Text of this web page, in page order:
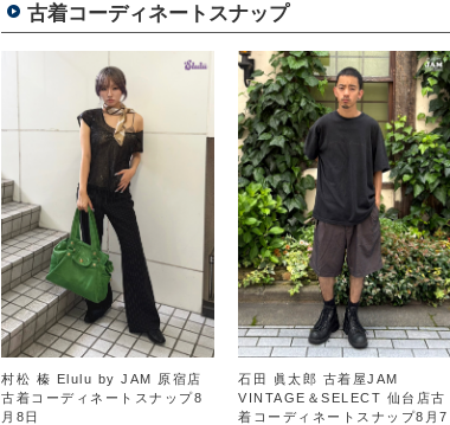
古着コーディネートスナップ
村松 榛 Elulu by JAM 原宿店
古着コーディネートスナップ8
月8日
石田 眞太郎 古着屋JAM
VINTAGE＆SELECT 仙台店古
着コーディネートスナップ8月7